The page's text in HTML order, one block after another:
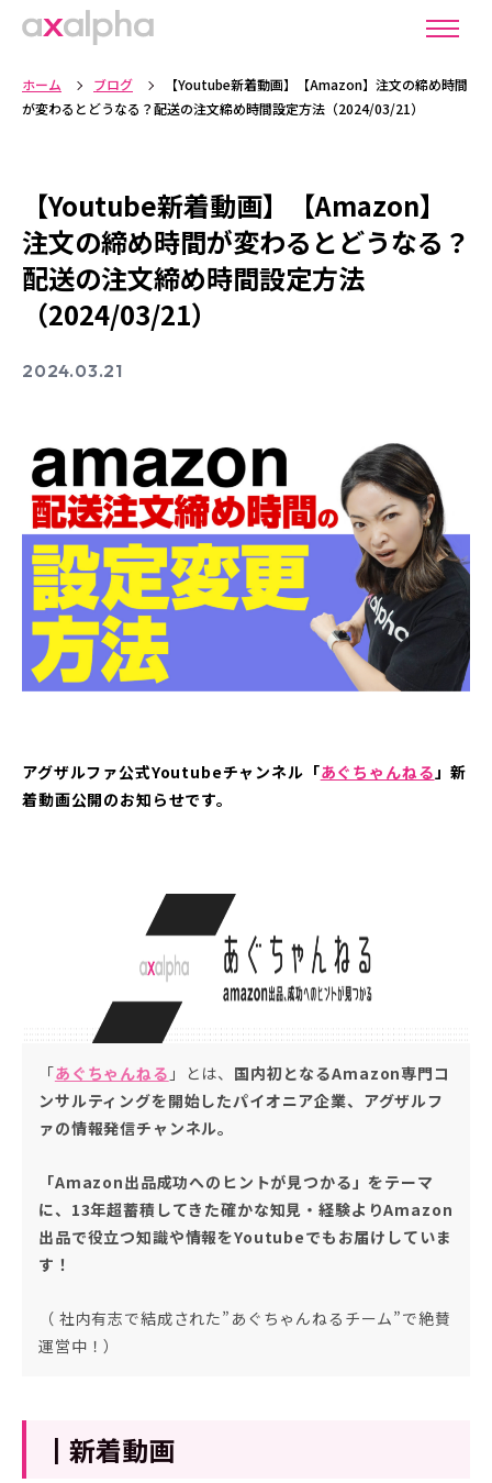
ホーム ブログ
【Youtube新着動画】【Amazon】注文の締め時間
が変わるとどうなる？配送の注文締め時間設定方法（2024/03/21）
【Youtube新着動画】【Amazon】
注文の締め時間が変わるとどうなる？
配送の注文締め時間設定方法
（2024/03/21）
2024.03.21
アグザルファ公式Youtubeチャンネル「あぐちゃんねる 」新
着動画公開のお知らせです。
「あぐちゃんねる 」とは、 国内初となるAmazon専門コ
ンサルティングを開始したパイオニア企業、アグザルフ
ァの情報発信チャンネル。
「Amazon出品成功へのヒントが見つかる」をテーマ
に、13年超蓄積してきた確かな知見・経験よりAmazon
出品で役立つ知識や情報をYoutubeでもお届けしていま
す！
（ 社内有志で結成された”あぐちゃんねるチーム”で絶賛
運営中！）
┃新着動画